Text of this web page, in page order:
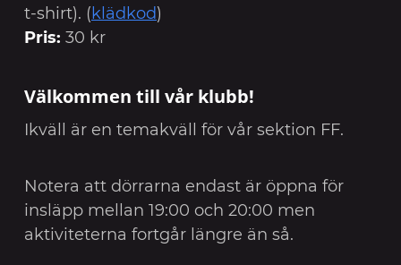
t-shirt). (klädkod)
Pris: 30 kr
Välkommen till vår klubb!
Ikväll är en temakväll för vår sektion FF.
Notera att dörrarna endast är öppna för
insläpp mellan 19:00 och 20:00 men
aktiviteterna fortgår längre än så.